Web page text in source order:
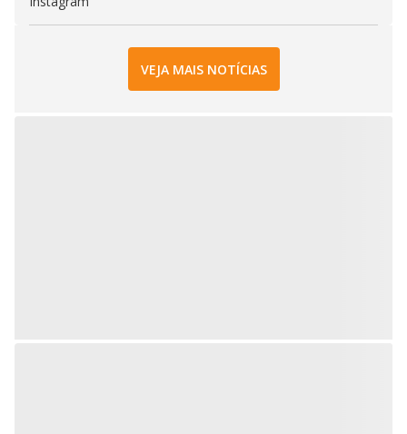
VEJA MAIS NOTÍCIAS